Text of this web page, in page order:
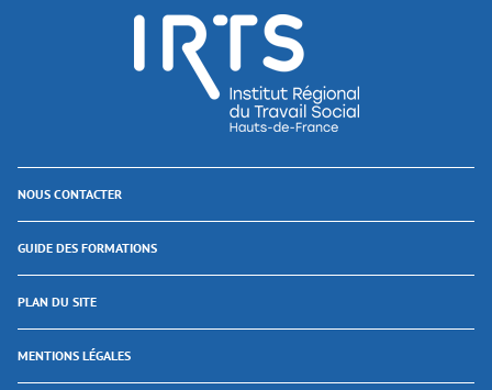
NOUS CONTACTER
GUIDE DES FORMATIONS
PLAN DU SITE
MENTIONS LÉGALES